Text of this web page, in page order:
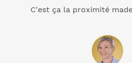
C'est ça la proximité